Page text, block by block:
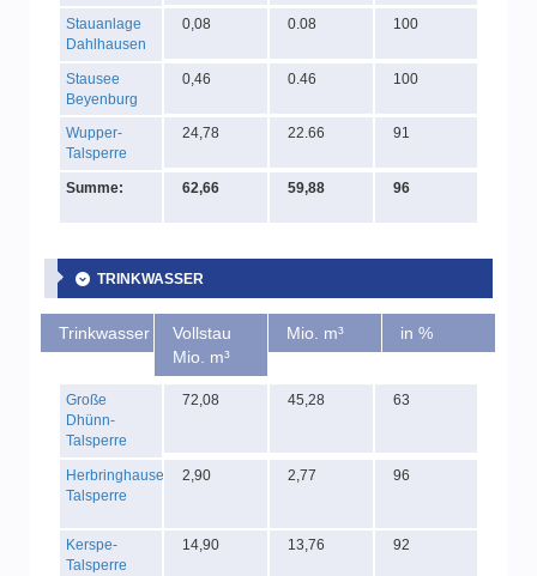
Stauanlage
Dahlhausen
0,08 0.08 100
Stausee
Beyenburg
0,46 0.46 100
Wupper-
Talsperre
24,78 22.66 91
Summe: 62,66 59,88 96
TRINKWASSER
Trinkwasser
Vollstau
Mio. m³
Mio. m³ in %
Große
Dhünn-
Talsperre
72,08 45,28 63
Herbringhauser
Talsperre
2,90 2,77 96
Kerspe-
Talsperre
14,90 13,76 92